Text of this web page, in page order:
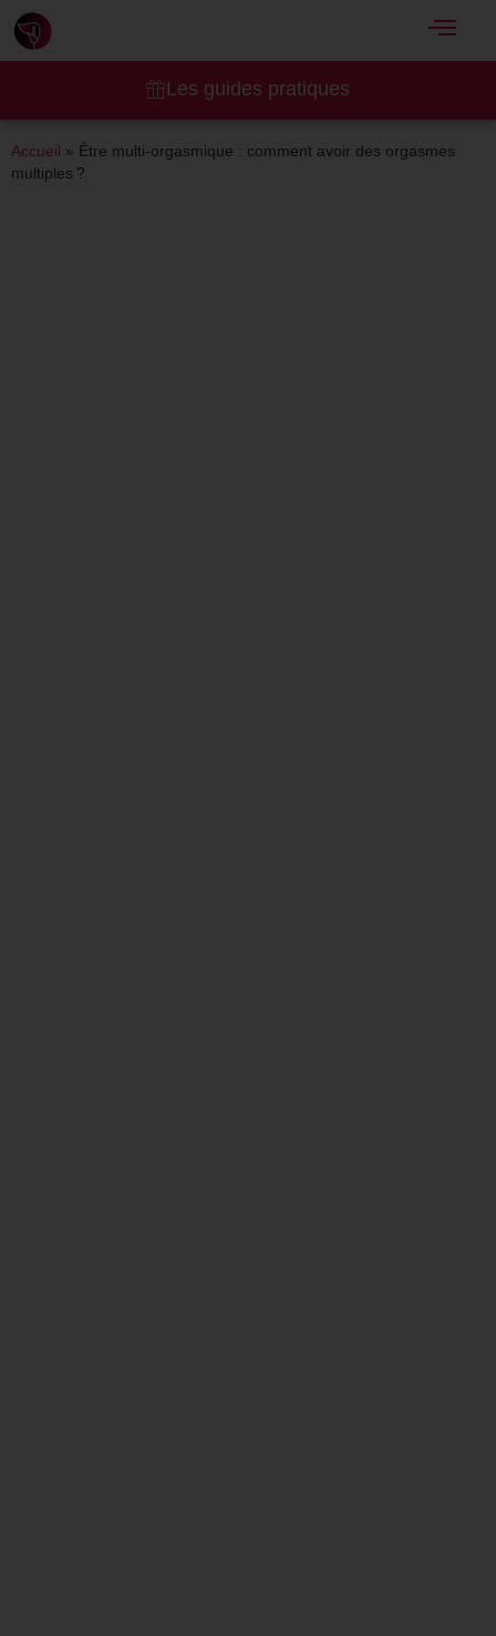
Les guides pratiques
Accueil » Être multi-orgasmique : comment avoir des orgasmes
multiples ?